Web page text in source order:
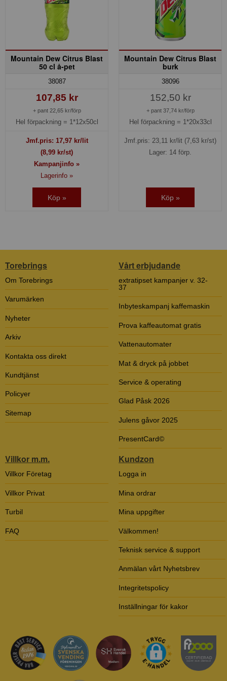
Mountain Dew Citrus Blast
50 cl å-pet
38087
107,85 kr
+ pant 22,65 kr/förp
Hel förpackning = 1*12x50cl
Jmf.pris: 17,97kr/lit
(8,99 kr/st)
Kampanjinfo »
Lagerinfo »
Köp »
Mountain Dew Citrus Blast
burk
38096
152,50 kr
+ pant 37,74 kr/förp
Hel förpackning = 1*20x33cl
Jmf.pris: 23,11 kr/lit (7,63 kr/st)
Lager: 14 förp.
Köp »
Torebrings
Om Torebrings
Varumärken
Nyheter
Arkiv
Kontakta oss direkt
Kundtjänst
Policyer
Sitemap
Vårt erbjudande
extratipset kampanjer v. 32-
37
Inbyteskampanj kaffemaskin
Prova kaffeautomat gratis
Vattenautomater
Mat & dryck på jobbet
Service & operating
Glad Påsk 2026
Julens gåvor 2025
PresentCard©
Villkor m.m.
Villkor Företag
Villkor Privat
Turbil
FAQ
Kundzon
Logga in
Mina ordrar
Mina uppgifter
Välkommen!
Teknisk service & support
Anmälan vårt Nyhetsbrev
Integritetspolicy
Inställningar för kakor